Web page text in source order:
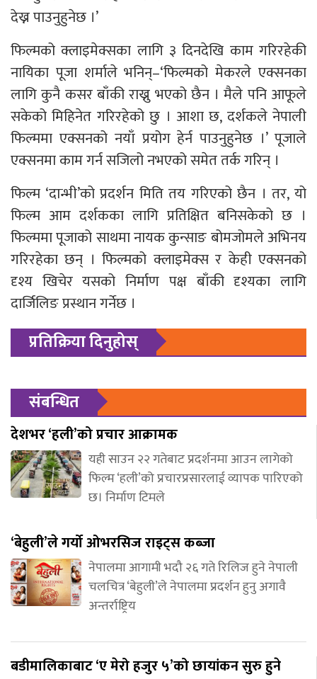
देख्न पाउनुहुनेछ ।’
फिल्मको क्लाइमेक्सका लागि ३ दिनदेखि काम गरिरहेकी
नायिका पूजा शर्माले भनिन्–‘फिल्मको मेकरले एक्सनका
लागि कुनै कसर बाँकी राख्नु भएको छैन । मैले पनि आफूले
सकेको मिहिनेत गरिरहेको छु । आशा छ, दर्शकले नेपाली
फिल्ममा एक्सनको नयाँ प्रयोग हेर्न पाउनुहुनेछ ।’ पूजाले
एक्सनमा काम गर्न सजिलो नभएको समेत तर्क गरिन् ।
फिल्म ‘दान्भी’को प्रदर्शन मिति तय गरिएको छैन । तर, यो
फिल्म आम दर्शकका लागि प्रतिक्षित बनिसकेको छ ।
फिल्ममा पूजाको साथमा नायक कुन्साङ बोमजोमले अभिनय
गरिरहेका छन् । फिल्मको क्लाइमेक्स र केही एक्सनको
दृश्य खिचेर यसको निर्माण पक्ष बाँकी दृश्यका लागि
दार्जिलिङ प्रस्थान गर्नेछ ।
प्रतिक्रिया दिनुहोस्
संबन्धित
देशभर ‘हली’को प्रचार आक्रामक
यही साउन २२ गतेबाट प्रदर्शनमा आउन लागेको
फिल्म ‘हली’को प्रचारप्रसारलाई व्यापक पारिएको
छ। निर्माण टिमले
‘बेहुली’ले गर्यो ओभरसिज राइट्स कब्जा
नेपालमा आगामी भदौ २६ गते रिलिज हुने नेपाली
चलचित्र ‘बेहुली’ले नेपालमा प्रदर्शन हुनु अगावै
अन्तर्राष्ट्रिय
बडीमालिकाबाट ‘ए मेरो हजुर ५’को छायांकन सुरु हुने